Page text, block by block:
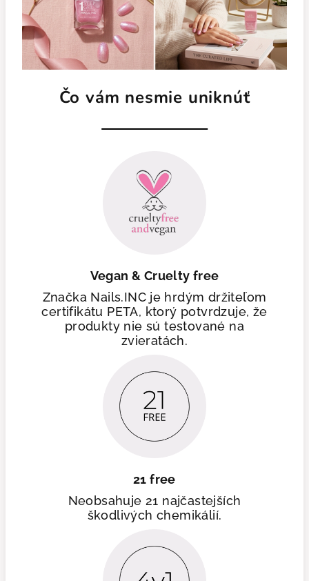
Čo vám nesmie uniknúť
Vegan & Cruelty free
Značka Nails.INC je hrdým držiteľom
certifikátu PETA, ktorý potvrdzuje, že
produkty nie sú testované na
zvieratách.
21 free
Neobsahuje 21 najčastejších
škodlivých chemikálií.